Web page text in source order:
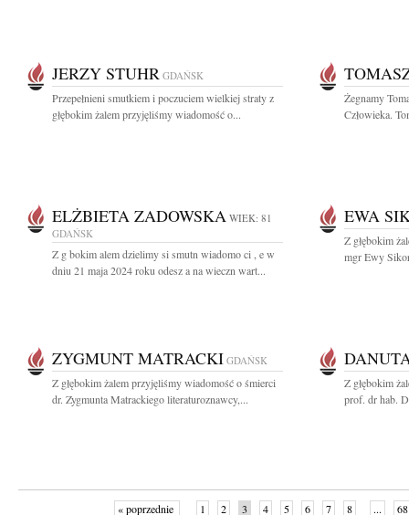
JERZY STUHR GDAŃSK
Przepełnieni smutkiem i poczuciem wielkiej straty z
głębokim żalem przyjęliśmy wiadomość o...
Żegnamy
Człowieka.
ELŻBIETA ZADOWSKA WIEK: 81
GDAŃSK
Z g bokim alem dzielimy si smutn wiadomo ci , e w
dniu 21 maja 2024 roku odesz a na wieczn wart...
EWA
Z głębokim
mgr Ewy
ZYGMUNT MATRACKI GDAŃSK
Z głębokim żalem przyjęliśmy wiadomość o śmierci
dr. Zygmunta Matrackiego literaturoznawcy,...
Z głębokim
prof. dr hab.
« poprzednie 1 2 3 4 5 6 7 8 ... 68